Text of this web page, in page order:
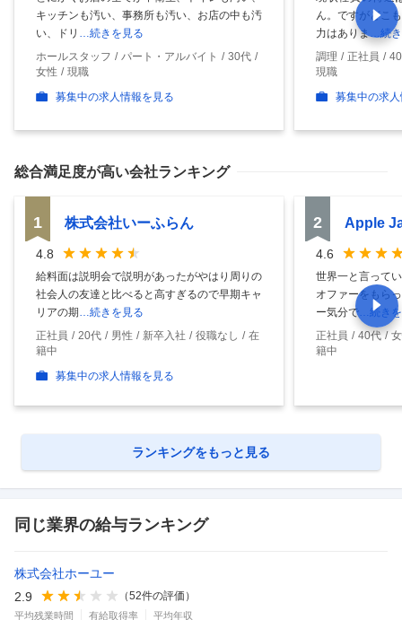
キッチンも汚い、事務所も汚い、お店の中も汚
い、ドリ
…続きを見る
ホールスタッフ
パート・アルバイト
30代
女性
現職
募集中の求人情報を見る
ん。ですがどこ
力はありま
…続
調理
正社員
現職
募集中の求
総合満足度が高い会社ランキング
1 株式会社いーふらん
4.8
給料面は説明会で説明があったがやはり周りの
社会人の友達と比べると高すぎるので早期キャ
リアの期…続きを見る
正社員
20代 男性 新卒入社 役職なし
在
籍中
募集中の求人情報を見る
2 Apple
4.6
世界一と言って
オファーをもら
ー気分で…続き
正社員
40代
籍中
ランキングをもっと見る
同じ業界の給与ランキング
株式会社ホーユー
2.9
（52件の評価）
平均残業時間
有給取得率
平均年収